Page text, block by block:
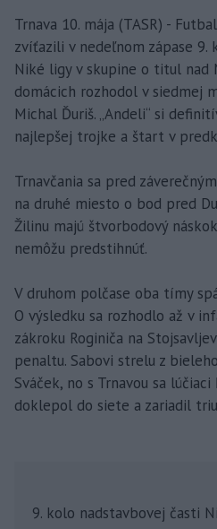
Trnava 10. mája (TASR) -
zvíťazili v nedeľnom zápase 9.
Niké ligy v skupine o titul nad
domácich rozhodol v siedmej
Michal Ďuriš. „Andeli“ si
najlepšej trojke a štart v
Trnavčania sa pred
na druhé miesto o bod pred
Žilinu majú štvorbodový
nemôžu predstihnúť.
V druhom polčase oba tímy
O výsledku sa rozhodlo až v
zákroku Roginiča na
penaltu. Sabovi strelu z
Sváček, no s Trnavou sa
doklepol do siete a zariadil
9. kolo nadstavbovej časti